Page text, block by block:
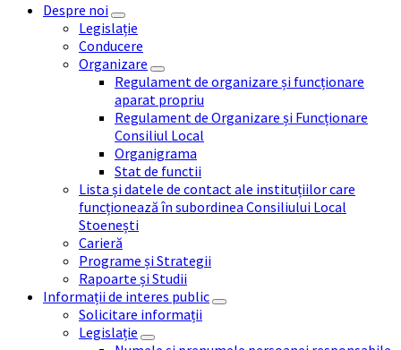
Despre noi
Legislație
Conducere
Organizare
Regulament de organizare și funcționare
aparat propriu
Regulament de Organizare și Funcționare
Consiliul Local
Organigrama
Stat de functii
Lista și datele de contact ale instituțiilor care
funcționează în subordinea Consiliului Local
Stoenești
Carieră
Programe și Strategii
Rapoarte și Studii
Informații de interes public
Solicitare informații
Legislație